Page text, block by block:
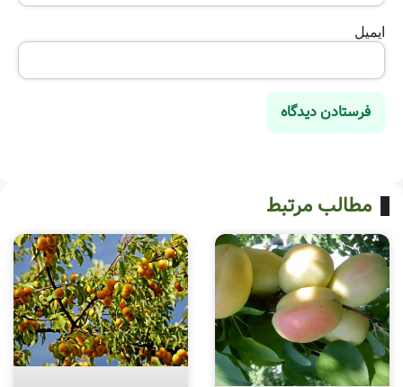
ایمیل
مطالب مرتبط